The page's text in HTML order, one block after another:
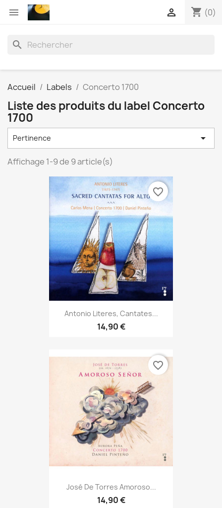
 shopping_cart (0)

search
Accueil Labels Concerto 1700
Liste des produits du label Concerto
1700
Pertinence 
Affichage 1-9 de 9 article(s)
Antonio Literes, Cantates...
14,90 €
favorite_border
José De Torres Amoroso...
14,90 €
favorite_border